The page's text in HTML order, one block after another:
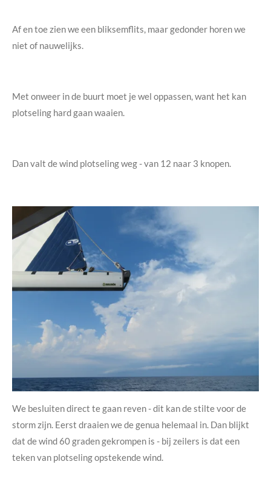
Af en toe zien we een bliksemflits, maar gedonder horen we
niet of nauwelijks.
Met onweer in de buurt moet je wel oppassen, want het kan
plotseling hard gaan waaien.
Dan valt de wind plotseling weg - van 12 naar 3 knopen.
We besluiten direct te gaan reven - dit kan de stilte voor de
storm zijn. Eerst draaien we de genua helemaal in. Dan blijkt
dat de wind 60 graden gekrompen is - bij zeilers is dat een
teken van plotseling opstekende wind.